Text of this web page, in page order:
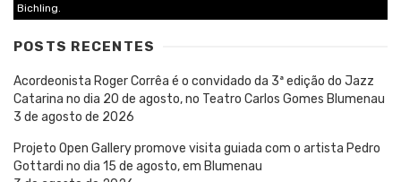
Bichling.
POSTS RECENTES
Acordeonista Roger Corrêa é o convidado da 3ª edição do Jazz
Catarina no dia 20 de agosto, no Teatro Carlos Gomes Blumenau
3 de agosto de 2026
Projeto Open Gallery promove visita guiada com o artista Pedro
Gottardi no dia 15 de agosto, em Blumenau